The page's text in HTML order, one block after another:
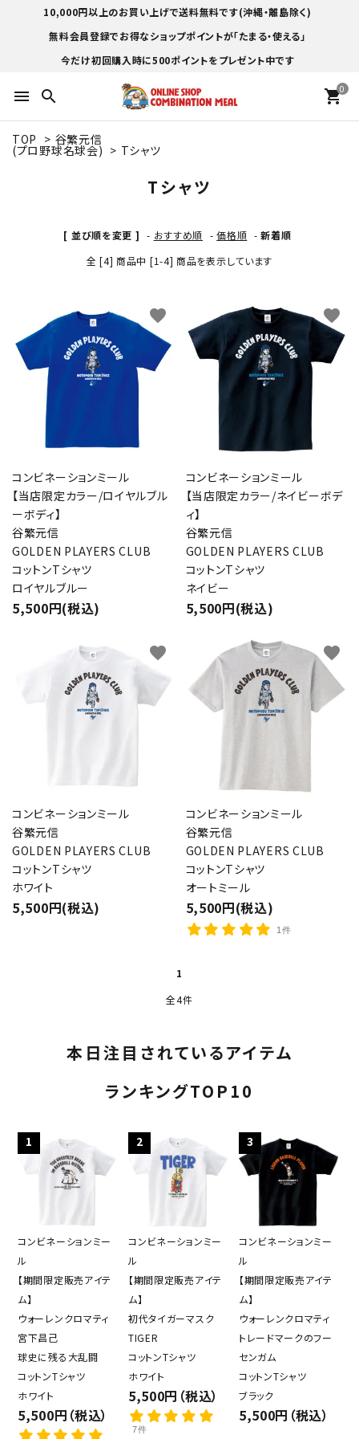
10,000円以上のお買い上げで送料無料です(沖縄・離島除く)
無料会員登録でお得なショップポイントが「たまる・使える」
今だけ初回購入時に500ポイントをプレゼント中です
menu search 0
shopping_cart
TOP > 谷繁元信
(プロ野球名球会) > Tシャツ
Tシャツ
[ 並び順を変更 ] - おすすめ順 -価格順 -新着順
全 [4] 商品中 [1-4] 商品を表示しています
コンビネーションミール
【当店限定カラー/ロイヤルブル
ーボディ】
谷繁元信
GOLDEN PLAYERS CLUB
コットンTシャツ
ロイヤルブルー
5,500円(税込)
favorite
コンビネーションミール
【当店限定カラー/ネイビーボデ
ィ】
谷繁元信
GOLDEN PLAYERS CLUB
コットンTシャツ
ネイビー
5,500円(税込)
favorite
コンビネーションミール
谷繁元信
GOLDEN PLAYERS CLUB
コットンTシャツ
ホワイト
5,500円(税込)
favorite
コンビネーションミール
谷繁元信
GOLDEN PLAYERS CLUB
コットンTシャツ
オートミール
5,500円(税込)
1件
favorite
1
全4件
本日注目されているアイテム
ランキングTOP10
1
コンビネーションミー
ル
【期間限定販売アイテ
ム】
ウォーレンクロマティ
宮下昌己
球史に残る大乱闘
コットンTシャツ
ホワイト
5,500円（税込）
2
コンビネーションミー
ル
【期間限定販売アイテ
ム】
初代タイガーマスク
TIGER
コットンTシャツ
ホワイト
5,500円（税込）
7件
3
コンビネーションミー
ル
【期間限定販売アイテ
ム】
ウォーレンクロマティ
トレードマークのフー
センガム
コットンTシャツ
ブラック
5,500円（税込）